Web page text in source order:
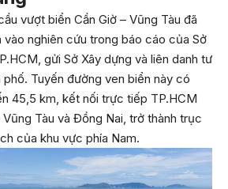
vượt biển Cần Giờ – Vũng Tàu đã
nghiên cứu trong báo cáo của Sở
gửi Sở Xây dựng và liên danh tư
phố. Tuyến đường ven biển này có
45,5 km, kết nối trực tiếp TP.HCM
Tàu và Đồng Nai, trở thành trục
của khu vực phía Nam.